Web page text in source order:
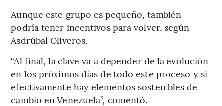
Aunque este grupo es pequeño, también
podría tener incentivos para volver, según
Asdrúbal Oliveros.
“Al final, la clave va a depender de la evolución
en los próximos días de todo este proceso y si
efectivamente hay elementos sostenibles de
cambio en Venezuela”, comentó.